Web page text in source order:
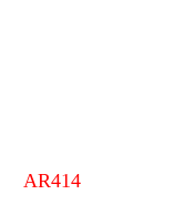
AR414